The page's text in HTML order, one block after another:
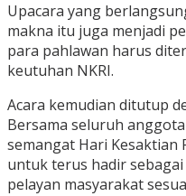
Upacara yang
makna itu juga menjadi
para pahlawan harus
keutuhan NKRI.
Acara kemudian ditutup
Bersama seluruh
semangat Hari Kesaktian
untuk terus hadir
pelayan masyarakat